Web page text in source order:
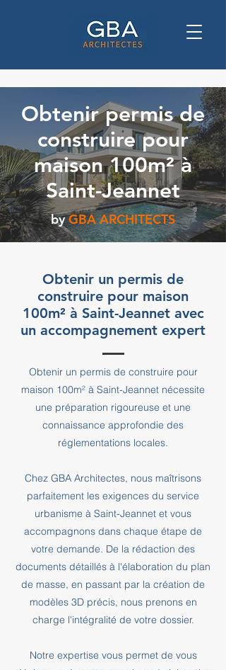
Obtenir permis de
construire pour
maison 100m² à
Saint-Jeannet
by GBA ARCHITECTS
Obtenir un permis de
construire pour maison
100m² à Saint-Jeannet avec
un accompagnement expert
Obtenir un permis de construire pour
maison 100m² à Saint-Jeannet nécessite
une préparation rigoureuse et une
connaissance approfondie des
réglementations locales.
Chez GBA Architectes, nous maîtrisons
parfaitement les exigences du service
urbanisme à Saint-Jeannet et vous
accompagnons dans chaque étape de
votre demande. De la rédaction des
documents détaillés à l'élaboration du plan
de masse, en passant par la création de
modèles 3D précis, nous prenons en
charge l'intégralité de votre dossier.
Notre expertise vous permet de vous